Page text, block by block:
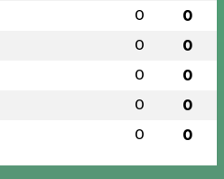
0 0
0 0
0 0
0 0
0 0